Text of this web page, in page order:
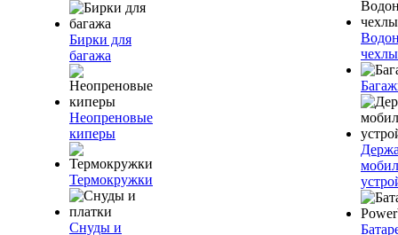
Бирки для
багажа
Неопреновые
киперы
Термокружки
Снуды и